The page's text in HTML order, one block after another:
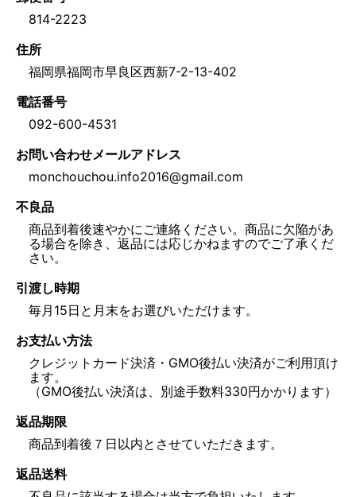
814-2223
住所
福岡県福岡市早良区西新7-2-13-402
電話番号
092-600-4531
お問い合わせメールアドレス
monchouchou.info2016@gmail.com
不良品
商品到着後速やかにご連絡ください。商品に欠陥があ
る場合を除き、返品には応じかねますのでご了承くだ
さい。
引渡し時期
毎月15日と月末をお選びいただけます。
お支払い方法
クレジットカード決済・GMO後払い決済がご利用頂け
ます。
（GMO後払い決済は、別途手数料330円かかります）
返品期限
商品到着後７日以内とさせていただきます。
返品送料